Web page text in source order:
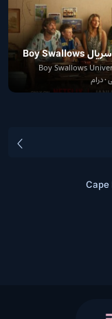
دانلود سریال Boy Swallows
Universe
Boy Swallows
• درام